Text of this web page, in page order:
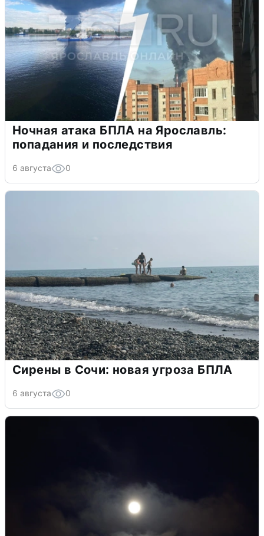
Ночная атака БПЛА на Ярославль:
попадания и последствия
6 августа 0
Сирены в Сочи: новая угроза БПЛА
6 августа 0